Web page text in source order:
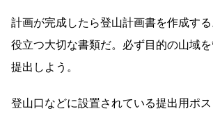
計画が完成したら登山計画書を作成す
役立つ大切な書類だ。必ず目的の山域
提出しよう。
登山口などに設置されている提出用ポ